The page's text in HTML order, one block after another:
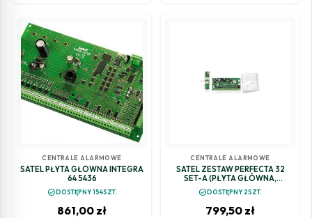
CENTRALE ALARMOWE
SATEL PŁYTA GŁÓWNA INTEGRA
64 5436
check_circleDOSTĘPNY 154SZT.
861,00 zł
CENTRALE ALARMOWE
SATEL ZESTAW PERFECTA 32
SET-A (PŁYTA GŁÓWNA,
ANTENA, OBUDOWA)
check_circleDOSTĘPNY 2SZT.
799,50 zł